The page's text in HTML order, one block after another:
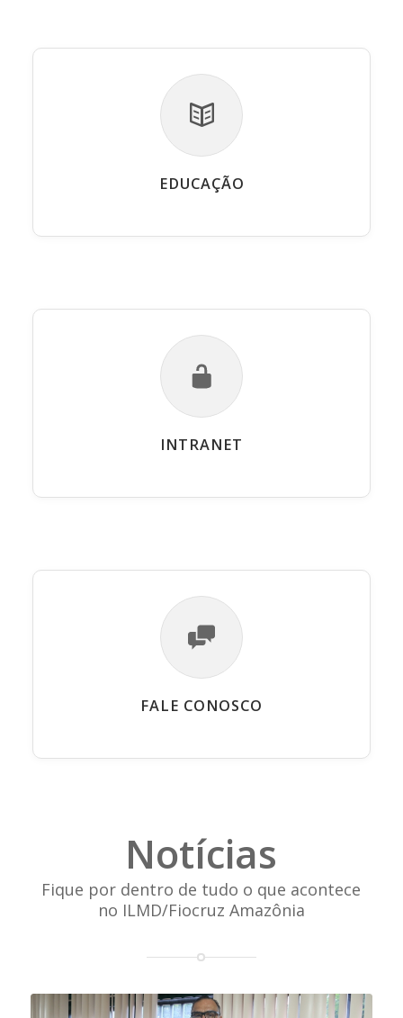
EDUCAÇÃO
INTRANET
FALE CONOSCO
Notícias
Fique por dentro de tudo o que acontece
no ILMD/Fiocruz Amazônia